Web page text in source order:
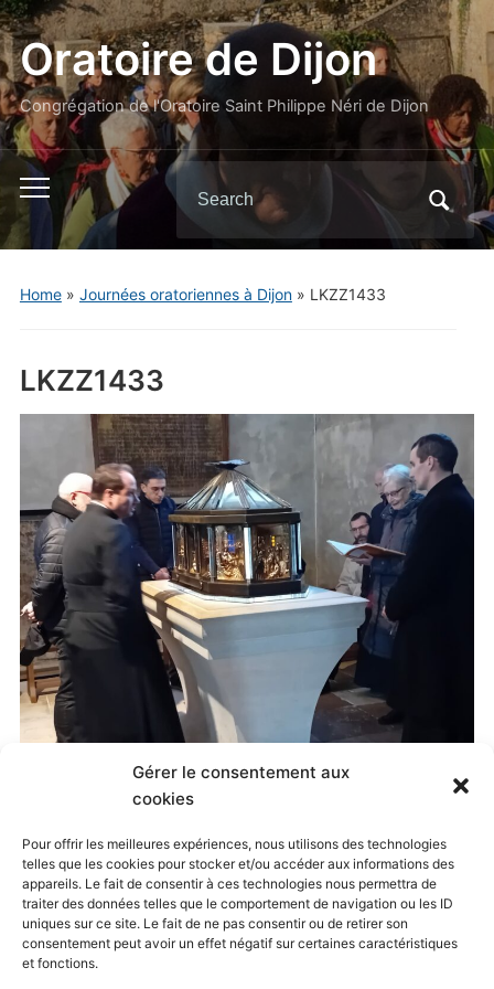
Gérer le consentement aux
cookies
Pour offrir les meilleures expériences, nous utilisons des technologies
telles que les cookies pour stocker et/ou accéder aux informations des
appareils. Le fait de consentir à ces technologies nous permettra de
traiter des données telles que le comportement de navigation ou les ID
uniques sur ce site. Le fait de ne pas consentir ou de retirer son
consentement peut avoir un effet négatif sur certaines caractéristiques
et fonctions.
Oratoire de Dijon
Congrégation de l'Oratoire Saint Philippe Néri de Dijon
Toggle
mobile
menu
Search
for:
Home» Journées oratoriennes à Dijon» LKZZ1433
LKZZ1433
14 mars 2024
Journées oratoriennes à Dijon. Both comments and
trackbacks are currently closed.
Next →